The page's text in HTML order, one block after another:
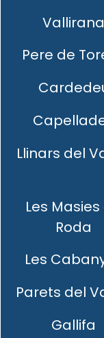
Vallirana
Pere de
Llinars del
Les
Roda
Les
Parets del
Gallifa